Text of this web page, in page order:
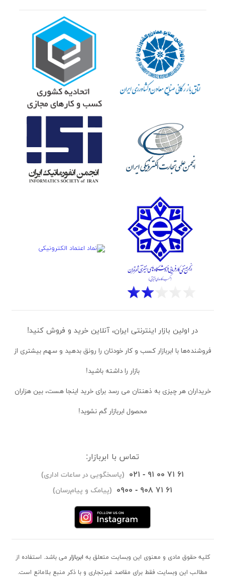
در اولین بازار اینترنتی ایران، آنلاین خرید و فروش کنید!
فروشنده‌ها با ابربازار کسب و کار خودتان را رونق بدهید و سهم بیشتری از
بازار را داشته باشید!
خریداران هر چیزی به ذهنتان می رسد برای خرید اینجا هست، بین هزاران
محصول ابربازار گم نشوید!
تماس با ابربازار:
۰۲۱ - ۹۱ ۰۰ ۷۱ ۶۱ (پاسخگویی در ساعات اداری)
۰۹۰۰ - ۹۰۸ ۷۱ ۶۱ (پیامک و پیام‌رسان)
کلیه حقوق مادی و معنوی این وبسایت متعلق به ابربازار می باشد. استفاده از
مطالب این وبسایت فقط برای مقاصد غیرتجاری و با ذکر منبع بلامانع است.